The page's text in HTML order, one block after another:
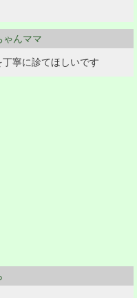
んママ
丁寧に診てほしいです